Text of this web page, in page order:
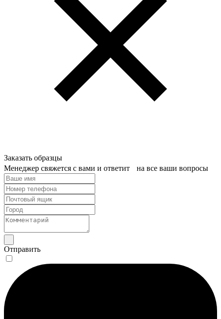
Заказать образцы
Менеджер свяжется с вами и ответит на все ваши вопросы
Отправить